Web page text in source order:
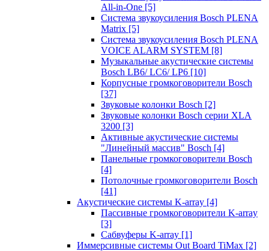
All-in-One [5]
Система звукоусиления Bosch PLENA
Matrix [5]
Система звукоусиления Bosch PLENA
VOICE ALARM SYSTEM [8]
Музыкальные акустические системы
Bosch LB6/ LC6/ LP6 [10]
Корпусные громкоговорители Bosch
[37]
Звуковые колонки Bosch [2]
Звуковые колонки Bosch серии XLA
3200 [3]
Активные акустические системы
"Линейный массив" Bosch [4]
Панельные громкоговорители Bosch
[4]
Потолочные громкоговорители Bosch
[41]
Акустические системы K-array [4]
Пассивные громкоговорители K-array
[3]
Сабвуферы K-array [1]
Иммерсивные системы Out Board TiMax [2]